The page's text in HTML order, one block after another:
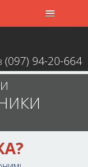
(097) 94-20-664